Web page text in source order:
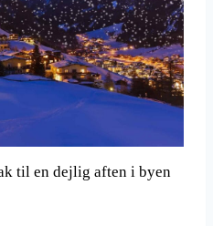
til en dejlig aften i byen